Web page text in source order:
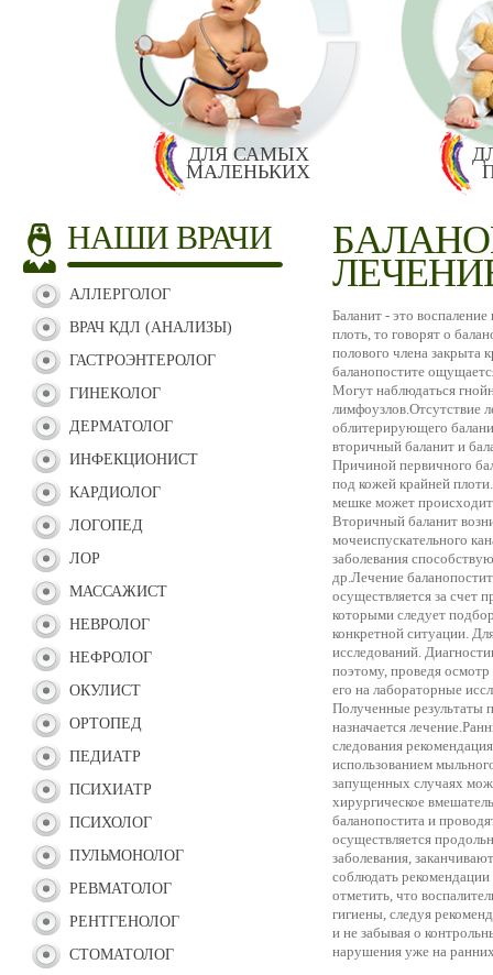
ДЛЯ САМЫХ
МАЛЕНЬКИХ
НАШИ ВРАЧИ
АЛЛЕРГОЛОГ
ВРАЧ КДЛ (АНАЛИЗЫ)
ГАСТРОЭНТЕРОЛОГ
ГИНЕКОЛОГ
ДЕРМАТОЛОГ
ИНФЕКЦИОНИСТ
КАРДИОЛОГ
ЛОГОПЕД
ЛОР
МАССАЖИСТ
НЕВРОЛОГ
НЕФРОЛОГ
ОКУЛИСТ
ОРТОПЕД
ПЕДИАТР
ПСИХИАТР
ПСИХОЛОГ
ПУЛЬМОНОЛОГ
РЕВМАТОЛОГ
РЕНТГЕНОЛОГ
СТОМАТОЛОГ
Баланит - это
плоть, то говорят о
полового члена закрыта
баланопостите
Могут наблюдаться
лимфоузлов.Отсутствие
облитерирующего
вторичный баланит и
Причиной первичного
под кожей крайней
мешке может
Вторичный баланит
мочеиспускательного
заболевания
др.Лечение
осуществляется за счет
которыми следует
конкретной ситуации.
исследований.
поэтому, проведя
его на лабораторные
Полученные результаты
назначается
следования
использованием
запущенных случаях
хирургическое
баланопостита и
осуществляется
заболевания,
соблюдать рекомендации
отметить, что
гигиены, следуя
и не забывая о
нарушения уже на